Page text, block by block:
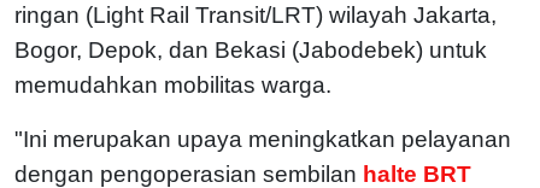
ringan (Light Rail Transit/LRT) wilayah Jakarta,
Bogor, Depok, dan Bekasi (Jabodebek) untuk
memudahkan mobilitas warga.
"Ini merupakan upaya meningkatkan pelayanan
dengan pengoperasian sembilan halte BRT